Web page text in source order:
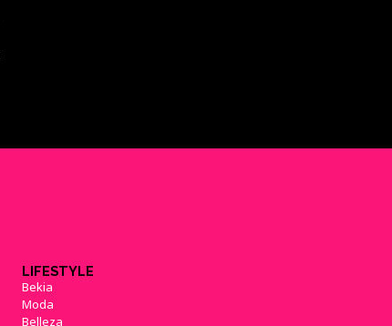
LIFESTYLE
Bekia
Moda
Belleza